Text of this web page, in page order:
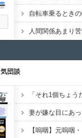
自転車乗るとき
人間関係あまり
気団談
「それ1個ちょ
【嗚咽】元嗚咽